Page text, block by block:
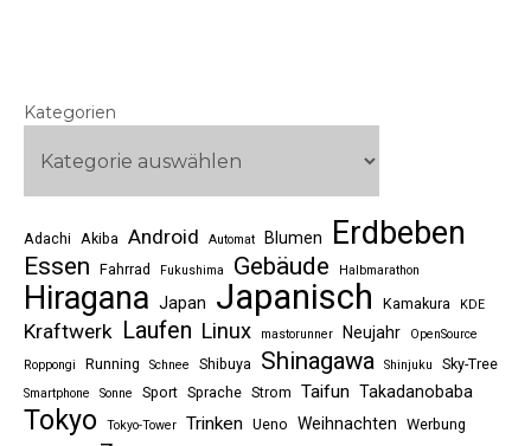
Kategorien
Adachi Akiba Android Automat Blumen Erdbeben
Essen Fahrrad Fukushima Gebäude Halbmarathon
Hiragana Japan Japanisch Kamakura KDE
Kraftwerk Laufen Linux mastorunner Neujahr
OpenSource
Roppongi
Running Schnee Shibuya Shinagawa Shinjuku Sky-Tree
Smartphone Sonne Sport Sprache Strom Taifun Takadanobaba
Tokyo Tokyo-Tower Trinken Ueno Weihnachten Werbung